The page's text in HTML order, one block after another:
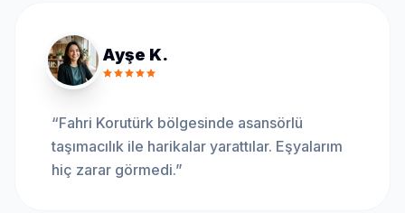
Ayşe K.
“Fahri Korutürk bölgesinde asansörlü
taşımacılık ile harikalar yarattılar. Eşyalarım
hiç zarar görmedi.”